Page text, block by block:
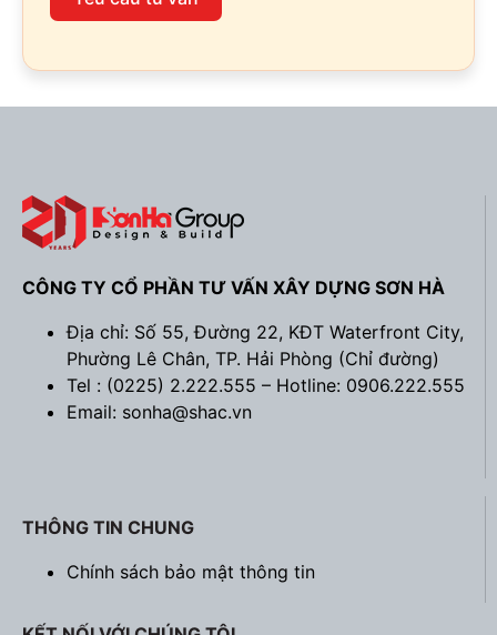
CÔNG TY CỔ PHẦN TƯ VẤN XÂY DỰNG SƠN HÀ
Địa chỉ: Số 55, Đường 22, KĐT Waterfront City,
Phường Lê Chân, TP. Hải Phòng (Chỉ đường)
Tel : (0225) 2.222.555 – Hotline: 0906.222.555
Email: sonha@shac.vn
THÔNG TIN CHUNG
Chính sách bảo mật thông tin